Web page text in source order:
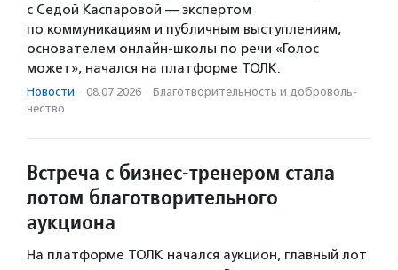
с Седой Каспаровой — экспертом
по коммуникациям и публичным выступлениям,
основателем онлайн-школы по речи «Голос
может», начался на платформе ТОЛК.
Новости · 08.07.2026 · Благотвори­тель­ность и доброволь­
чест­во
Встреча с бизнес-тренером стала
лотом благотворительного
аукциона
На платформе ТОЛК начался аукцион, главный лот